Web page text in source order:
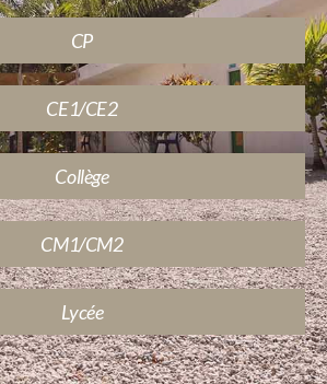
CP
CE1/CE2
Collège
CM1/CM2
Lycée